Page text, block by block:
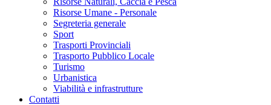
Risorse Umane - Personale
Segreteria generale
Sport
Trasporti Provinciali
Trasporto Pubblico Locale
Turismo
Urbanistica
Viabilità e infrastrutture
Contatti